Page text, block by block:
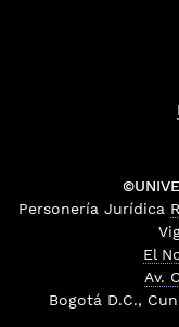
Personería Jurídica
El
Av.
Bogotá D.C.,